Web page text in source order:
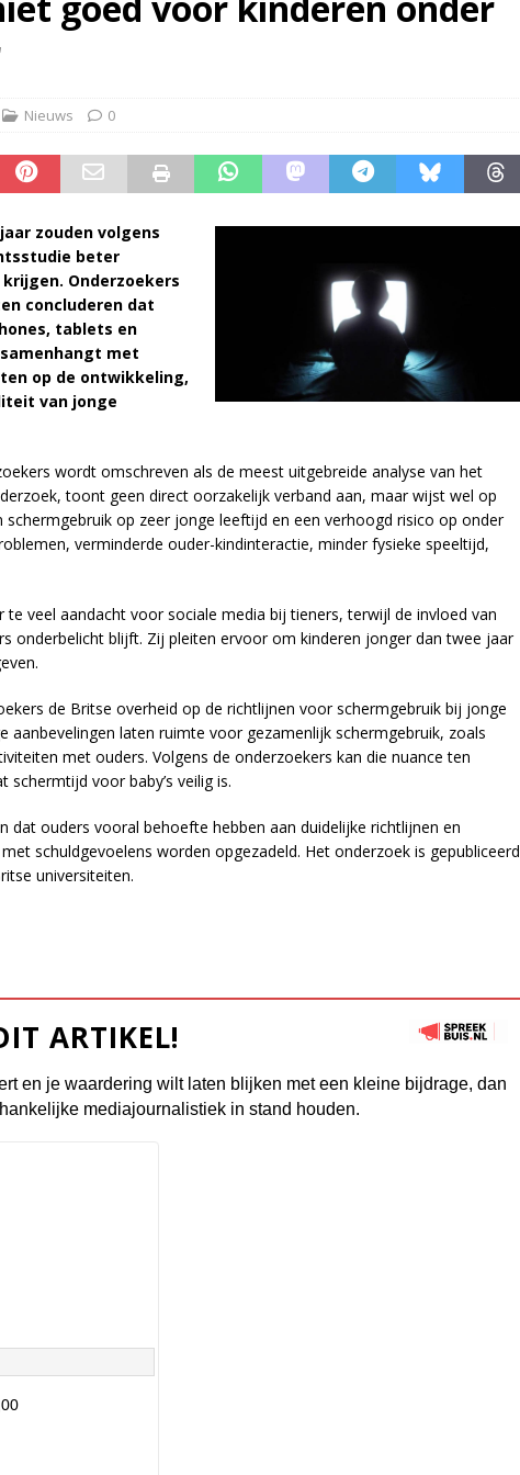
Dutch Podcast Awards geopend
Nieuws 0
zouden volgens
beter
Onderzoekers
concluderen dat
tablets en
met
op de ontwikkeling,
van jonge
wordt omschreven als de meest uitgebreide analyse van het
toont geen direct oorzakelijk verband aan, maar wijst wel op
schermgebruik op zeer jonge leeftijd en een verhoogd risico op onder
verminderde ouder-kindinteractie, minder fysieke speeltijd,
te veel aandacht voor sociale media bij tieners, terwijl de invloed van
onderbelicht blijft. Zij pleiten ervoor om kinderen jonger dan twee jaar
de Britse overheid op de richtlijnen voor schermgebruik bij jonge
aanbevelingen laten ruimte voor gezamenlijk schermgebruik, zoals
met ouders. Volgens de onderzoekers kan die nuance ten
schermtijd voor baby’s veilig is.
dat ouders vooral behoefte hebben aan duidelijke richtlijnen en
schuldgevoelens worden opgezadeld. Het onderzoek is gepubliceerd
universiteiten.
ARTIKEL!
en je waardering wilt laten blijken met een kleine bijdrage, dan
mediajournalistiek in stand houden.